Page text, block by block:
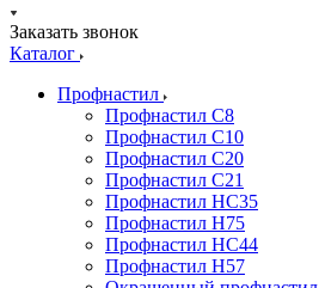
Заказать звонок
Каталог
Профнастил
Профнастил С8
Профнастил С10
Профнастил С20
Профнастил С21
Профнастил НС35
Профнастил Н75
Профнастил HC44
Профнастил Н57